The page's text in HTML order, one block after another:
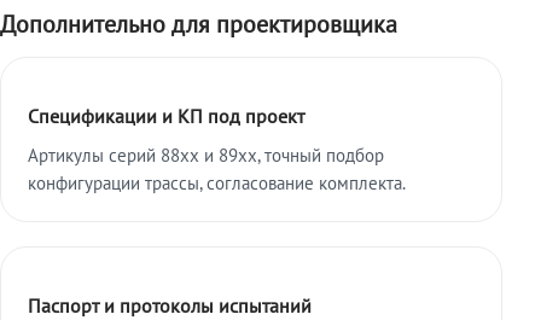
Дополнительно для проектировщика
Спецификации и КП под проект
Артикулы серий 88xx и 89xx, точный подбор
конфигурации трассы, согласование комплекта.
Паспорт и протоколы испытаний